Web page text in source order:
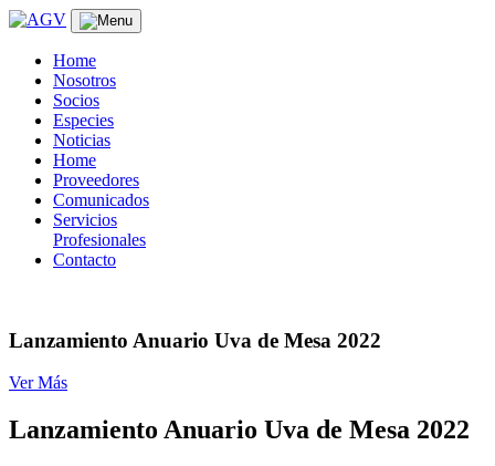
Skip
contentHome
Nosotros
Socios
Especies
Noticias
Home
Proveedores
Comunicados
Servicios
Profesionales
Contacto
Lanzamiento Anuario Uva de Mesa 2022
Ver Más
Lanzamiento Anuario Uva de Mesa 2022